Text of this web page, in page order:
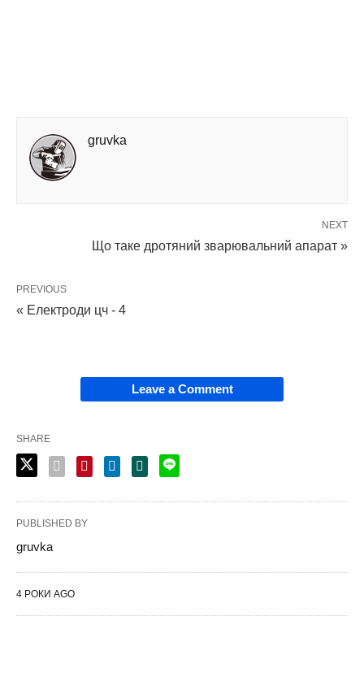
gruvka
NEXT
Що таке дротяний зварювальний апарат »
PREVIOUS
« Електроди цч - 4
Leave a Comment
SHARE
PUBLISHED BY
gruvka
4 РОКИ AGO